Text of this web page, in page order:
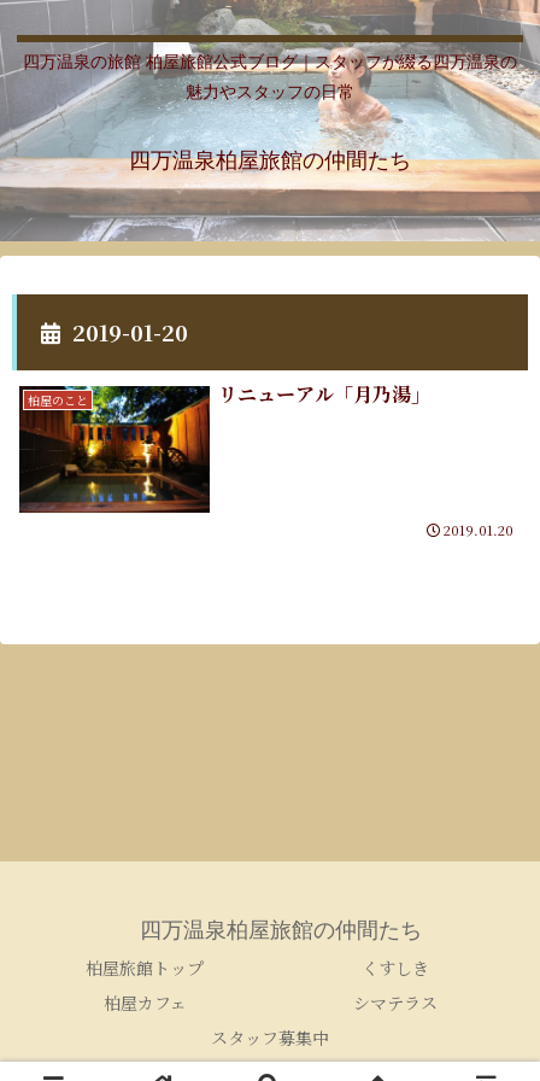
四万温泉の旅館 柏屋旅館公式ブログ｜スタッフが綴る四万温泉の
魅力やスタッフの日常
四万温泉柏屋旅館の仲間たち
2019-01-20
柏屋のこと リニューアル「月乃湯」
2019.01.20
四万温泉柏屋旅館の仲間たち
柏屋旅館トップ
くすしき
柏屋カフェ
シマテラス
スタッフ募集中